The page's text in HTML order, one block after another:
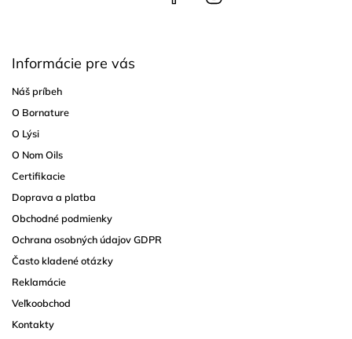
book
gra
Informácie pre vás
Náš príbeh
O Bornature
O Lýsi
O Nom Oils
Certifikacie
Doprava a platba
Obchodné podmienky
Ochrana osobných údajov GDPR
Často kladené otázky
Reklamácie
Veľkoobchod
Kontakty